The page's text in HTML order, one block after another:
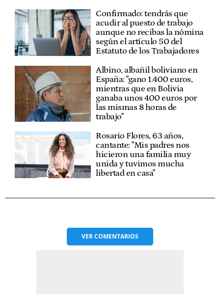
Confirmado: tendrás que
acudir al puesto de trabajo
aunque no recibas la nómina
según el artículo 50 del
Estatuto de los Trabajadores
Albino, albañil boliviano en
España: "gano 1.400 euros,
mientras que en Bolivia
ganaba unos 400 euros por
las mismas 8 horas de
trabajo"
Rosario Flores, 63 años,
cantante: "Mis padres nos
hicieron una familia muy
unida y tuvimos mucha
libertad en casa"
VERCOMENTARIOS